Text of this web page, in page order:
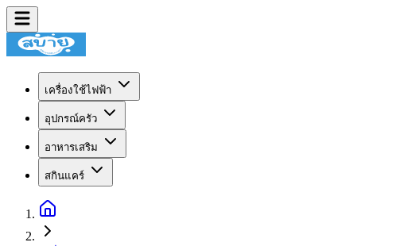
เครื่องใช้ไฟฟ้า
อุปกรณ์ครัว
อาหารเสริม
สกินแคร์